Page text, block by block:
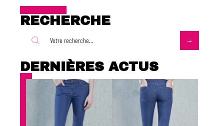
RECHERCHE
DERNIÈRES ACTUS